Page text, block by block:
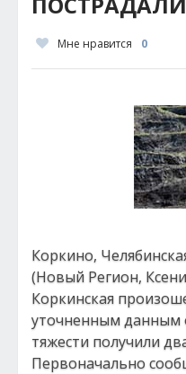
Мне нравится 0
Коркино,
(Новый Регион,
Коркинская
уточненным данным
тяжести получили
Первоначально